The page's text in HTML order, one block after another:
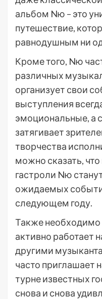
альбом Nю – это
путешествие,
равнодушным ни
Кроме того, Nю
различных
организует свои
выступления
эмоциональные, а
затягивает
творчества
можно сказать,
гастроли Nю
ожидаемых
следующем году.
Также необходимо
активно работает
другими
часто приглашает
турне известных
снова и снова